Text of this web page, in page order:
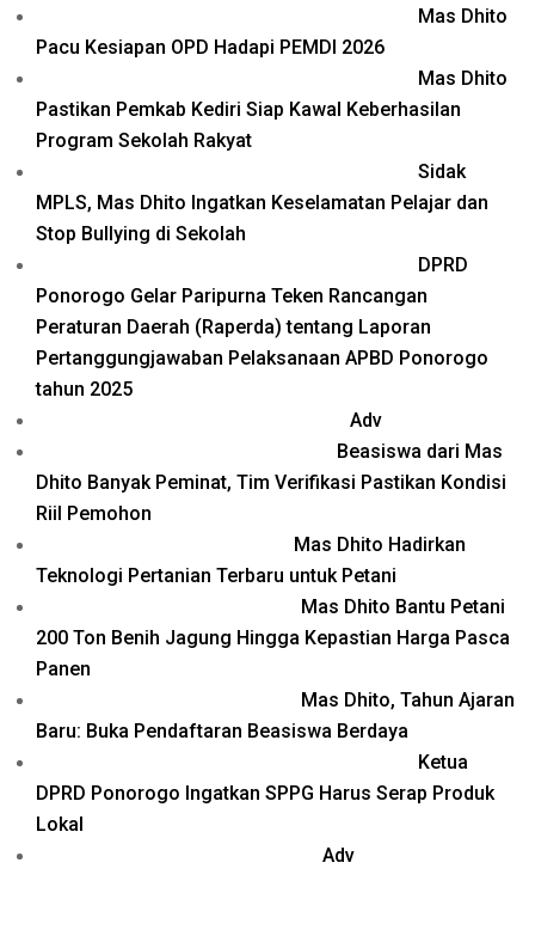
Mas Dhito
Pacu Kesiapan OPD Hadapi PEMDI 2026
Mas Dhito
Pastikan Pemkab Kediri Siap Kawal Keberhasilan
Program Sekolah Rakyat
Sidak
MPLS, Mas Dhito Ingatkan Keselamatan Pelajar dan
Stop Bullying di Sekolah
DPRD
Ponorogo Gelar Paripurna Teken Rancangan
Peraturan Daerah (Raperda) tentang Laporan
Pertanggungjawaban Pelaksanaan APBD Ponorogo
tahun 2025
Adv
Beasiswa dari Mas
Dhito Banyak Peminat, Tim Verifikasi Pastikan Kondisi
Riil Pemohon
Mas Dhito Hadirkan
Teknologi Pertanian Terbaru untuk Petani
Mas Dhito Bantu Petani
200 Ton Benih Jagung Hingga Kepastian Harga Pasca
Panen
Mas Dhito, Tahun Ajaran
Baru: Buka Pendaftaran Beasiswa Berdaya
Ketua
DPRD Ponorogo Ingatkan SPPG Harus Serap Produk
Lokal
Adv